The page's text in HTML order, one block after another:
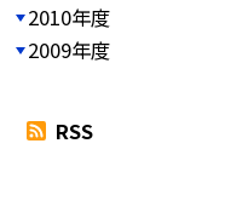
2010年度
2009年度
RSS